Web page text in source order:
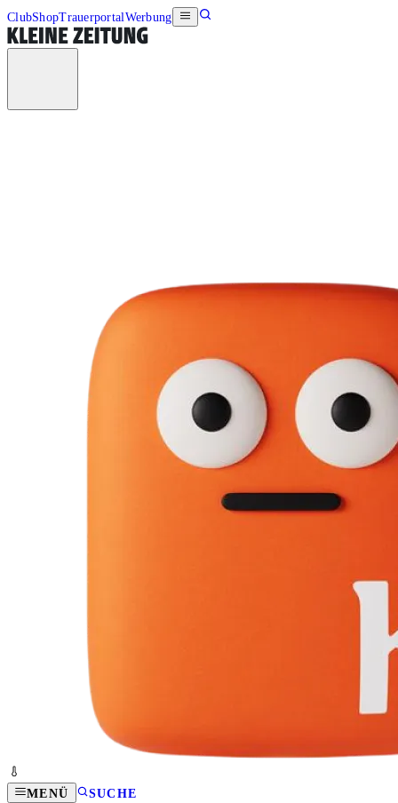
ClubShopTrauerportalWerbung
MENÜ SUCHE